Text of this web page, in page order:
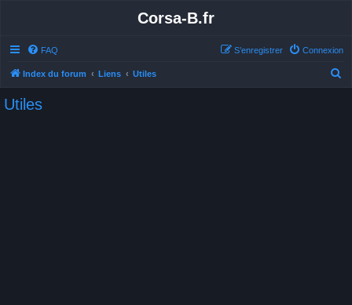
Corsa-B.fr
FAQ Connexion
S’enregistrer
Index du forum Liens Utiles
Utiles